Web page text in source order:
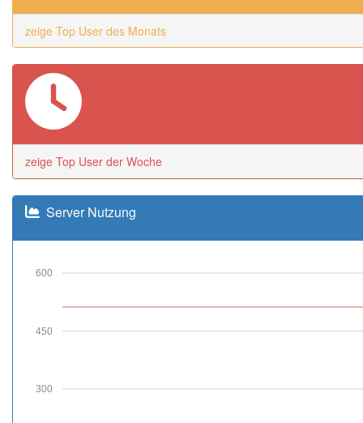
zeige Top User des Monats
zeige Top User der Woche
Server Nutzung
300
450
600